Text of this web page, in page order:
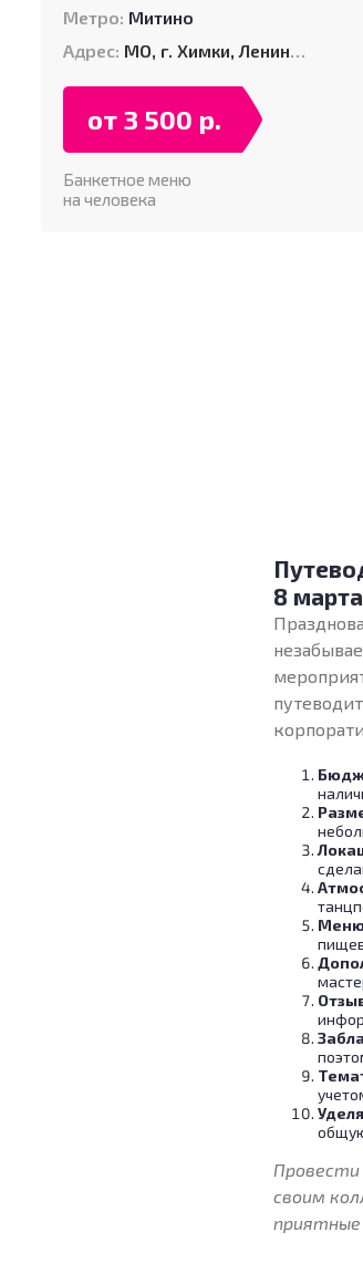
Метро: Митино
Адрес: МО, г. Химки, Ленинский пр-т., д. 2Б (Парк им. Л.Н. Толстого)
от 3 500 р.
Банкетное меню
на человека
8 марта
своим
приятные